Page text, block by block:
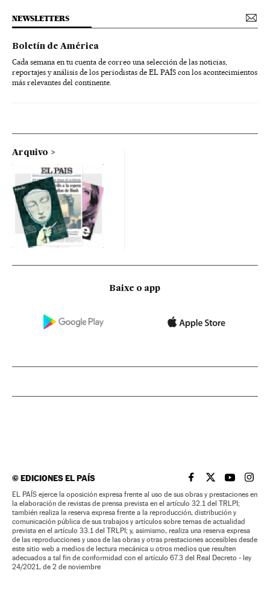
NEWSLETTERS
Boletín de América
Cada semana en tu cuenta de correo una selección de las noticias,
reportajes y análisis de los periodistas de EL PAÍS con los acontecimientos
más relevantes del continente.
Arquivo
Baixe o app
©EDICIONES EL PAÍS EL PAÍS BRASIL EN
EL PAÍSEL PAÍS
EL
EL PAÍS ejerce la oposición expresa frente al uso de sus obras y prestaciones en
la elaboración de revistas de prensa prevista en el artículo 32.1 del TRLPI;
también realiza la reserva expresa frente a la reproducción, distribución y
comunicación pública de sus trabajos y artículos sobre temas de actualidad
prevista en el artículo 33.1 del TRLPI; y, asimismo, realiza una reserva expresa
de las reproducciones y usos de las obras y otras prestaciones accesibles desde
este sitio web a medios de lectura mecánica u otros medios que resulten
adecuados a tal fin de conformidad con el artículo 67.3 del Real Decreto - ley
24/2021, de 2 de noviembre